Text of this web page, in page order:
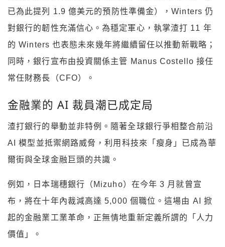
已為此提列 1.9 億美元的預防性準備金），Winters 仍
對銀行的韌性充滿信心。為穩定軍心，執掌渣打 11 年
的 Winters 也表態未來幾年將繼續留任以推動新戰略；
同時，銀行宣布由投資關係主管 Manus Costello 接任
常任財務長（CFO）。
金融業的 AI 裁員潮已成定局
渣打銀行的舉動並非特例。隨著全球銀行爭相整合前沿
AI 模型並抵禦網路威脅，利用科技來「瘦身」已成為華
爾街與全球金融巨頭的共識。
例如，日本瑞穗銀行（Mizuho）在今年 3 月就曾宣
布，將在十年內裁減高達 5,000 個職位。這場由 AI 掀
起的金融業工業革命，正無情地重新定義所謂的「人力
價值」。